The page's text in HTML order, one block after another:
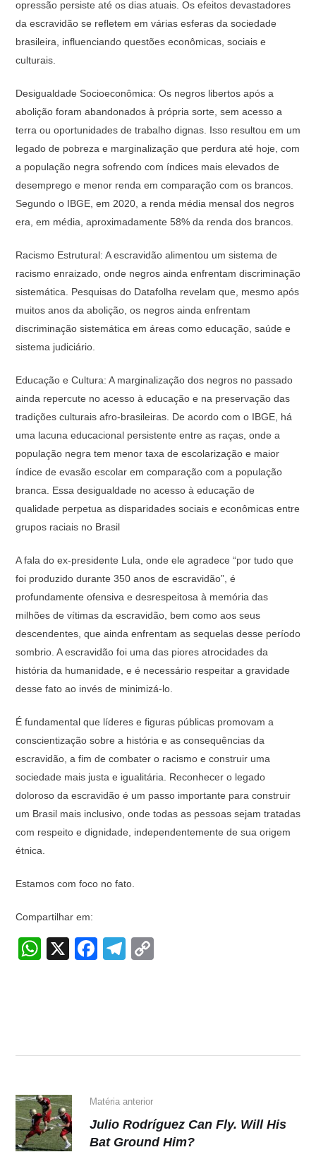
opressão persiste até os dias atuais. Os efeitos devastadores
da escravidão se refletem em várias esferas da sociedade
brasileira, influenciando questões econômicas, sociais e
culturais.
Desigualdade Socioeconômica: Os negros libertos após a
abolição foram abandonados à própria sorte, sem acesso a
terra ou oportunidades de trabalho dignas. Isso resultou em um
legado de pobreza e marginalização que perdura até hoje, com
a população negra sofrendo com índices mais elevados de
desemprego e menor renda em comparação com os brancos.
Segundo o IBGE, em 2020, a renda média mensal dos negros
era, em média, aproximadamente 58% da renda dos brancos.
Racismo Estrutural: A escravidão alimentou um sistema de
racismo enraizado, onde negros ainda enfrentam discriminação
sistemática. Pesquisas do Datafolha revelam que, mesmo após
muitos anos da abolição, os negros ainda enfrentam
discriminação sistemática em áreas como educação, saúde e
sistema judiciário.
Educação e Cultura: A marginalização dos negros no passado
ainda repercute no acesso à educação e na preservação das
tradições culturais afro-brasileiras. De acordo com o IBGE, há
uma lacuna educacional persistente entre as raças, onde a
população negra tem menor taxa de escolarização e maior
índice de evasão escolar em comparação com a população
branca. Essa desigualdade no acesso à educação de
qualidade perpetua as disparidades sociais e econômicas entre
grupos raciais no Brasil
A fala do ex-presidente Lula, onde ele agradece “por tudo que
foi produzido durante 350 anos de escravidão”, é
profundamente ofensiva e desrespeitosa à memória das
milhões de vítimas da escravidão, bem como aos seus
descendentes, que ainda enfrentam as sequelas desse período
sombrio. A escravidão foi uma das piores atrocidades da
história da humanidade, e é necessário respeitar a gravidade
desse fato ao invés de minimizá-lo.
É fundamental que líderes e figuras públicas promovam a
conscientização sobre a história e as consequências da
escravidão, a fim de combater o racismo e construir uma
sociedade mais justa e igualitária. Reconhecer o legado
doloroso da escravidão é um passo importante para construir
um Brasil mais inclusivo, onde todas as pessoas sejam tratadas
com respeito e dignidade, independentemente de sua origem
étnica.
Estamos com foco no fato.
Compartilhar em:
W
p
X
F
o
k
T
m n
Matéria anterior
Julio Rodríguez Can Fly. Will His
Bat Ground Him?